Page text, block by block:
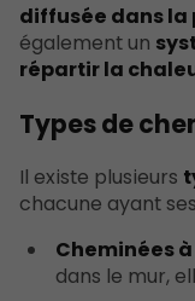
diffusée dans la
également un
répartir la
Types de
Il existe plusieurs
chacune ayant
Cheminées
dans le mur,